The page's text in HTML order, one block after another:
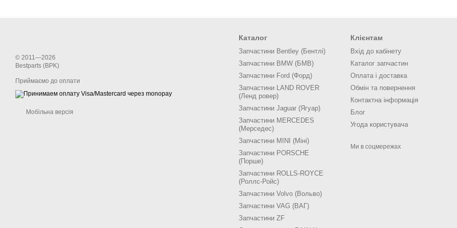
Можливі поломки в автомобілях
На жаль, основна проблема з двигунами не змінилася і також поршні
максимально швидко купувати новізапчастини на Порш Кайен 958 .
Хороша новина в тому, що більшість проблем попередників
© 2011—2026
Bestparts (BPK)
Приймаємо до оплати
Мобільна версія
Каталог
Запчастини Bentley (Бентлі)
Запчастини BMW (БМВ)
Запчастини Ford (Форд)
Запчастини LAND ROVER
(Ленд ровер)
Запчастини Jaguar (Ягуар)
Запчастини MERCEDES
(Мерседес)
Запчастини MINI (Міні)
Запчастини PORSCHE
(Порше)
Запчастини ROLLS-ROYCE
(Роллс-Ройс)
Запчастини Volvo (Вольво)
Запчастини VAG (ВАГ)
Запчастини ZF
Клієнтам
Вхід до кабінету
Каталог запчастин
Оплата і доставка
Обмін та повернення
Контактна інформація
Блог
Угода користувача
Ми в соцмережах